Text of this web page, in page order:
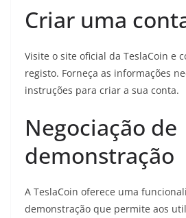
Criar uma
Visite o site oficial da TeslaCoin e
registo. Forneça as informações
instruções para criar a sua conta.
Negociação de
demonstração
A TeslaCoin oferece uma
demonstração que permite aos